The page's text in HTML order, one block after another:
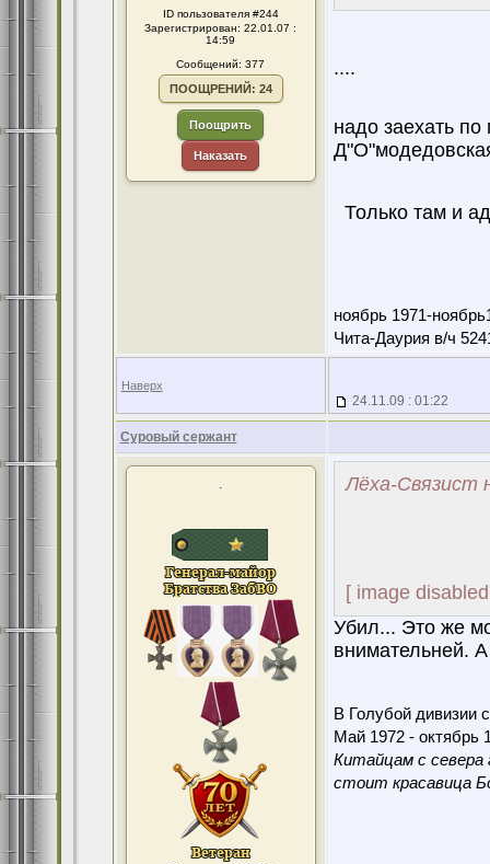
ID пользователя #244
Зарегистрирован: 22.01.07 :
14:59
Сообщений: 377
ПООЩРЕНИЙ: 24
Поощрить
Наказать
....
надо заехать по
Только там и
ноябрь 1971-
Чита-Даурия в/ч
Наверх
24.11.09 : 01:22
Суровый сержант
. Лёха-Связист
[ image
Убил... Это же
внимательней.
В Голубой дивизии
Май 1972 - октябрь
Китайцам с севера
стоит красавица